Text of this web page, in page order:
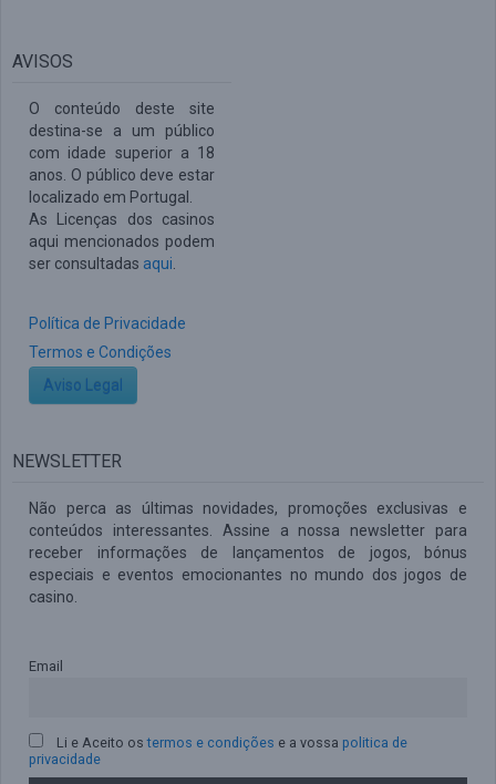
AVISOS
O conteúdo deste site
destina-se a um público
com idade superior a 18
anos. O público deve estar
localizado em Portugal.
As Licenças dos casinos
aqui mencionados podem
ser consultadas aqui
Política de Privacidade
Termos e Condições
Aviso Legal
NEWSLETTER
Não perca as últimas novidades, promoções exclusivas e
conteúdos interessantes. Assine a nossa newsletter para
receber informações de lançamentos de jogos, bónus
especiais e eventos emocionantes no mundo dos jogos de
casino.
Email
Li e Aceito ostermos e condições e a vossa politica de
privacidade